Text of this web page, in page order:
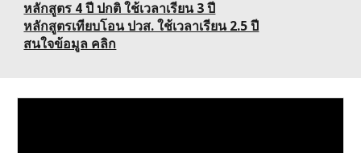
หลักสูตร 4 ปี ปกติ ใช้เวลาเรียน 3 ปี
หลักสูตรเทียบโอน ปวส. ใช้เวลาเรียน 2.5 ปี
สนใจข้อมูล คลิก